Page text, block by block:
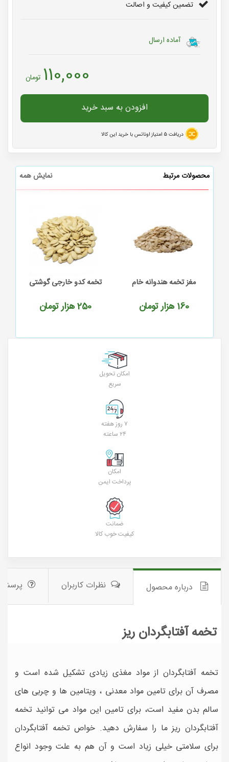
تضمین کیفیت و اصالت
آماده ارسال
110,000 تومان
افزودن به سبد خرید
دریافت5 امتیاز اوناتس با خرید این کالا
محصولات مرتبط نمایش همه
مغز تخمه هندوانه خام
160 هزار تومان
تخمه کدو خارجی گوشتی
250هزار تومان
امکان تحویل
سریع
۷ روز هفته
۲۴ ساعته
امکان
پرداخت ایمن
ضمانت
کیفیت خوب کالا
درباره محصول نظرات کاربران
تخمه آفتابگردان ریز
تخمه آفتابگردان از مواد مغذی زیادی تشکیل شده است و
مصرف آن برای تامین مواد معدنی ، ویتامین ها و چربی های
سالم بدن مفید است، برای تامین این مواد می توانید تخمه
آفتابگردان ریز ما را سفارش دهید. خواص تخمه آفتابگردان
برای سلامتی خیلی زیاد است و آن هم به علت وجود انواع